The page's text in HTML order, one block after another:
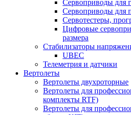
Сервоприводы для
Сервоприводы для
Сервотестеры,
Цифровые
размера
Стабилизаторы
UBEC
Телеметрия и датчики
Вертолеты
Вертолеты двухроторные
Вертолеты для
комплекты RTF)
Вертолеты для